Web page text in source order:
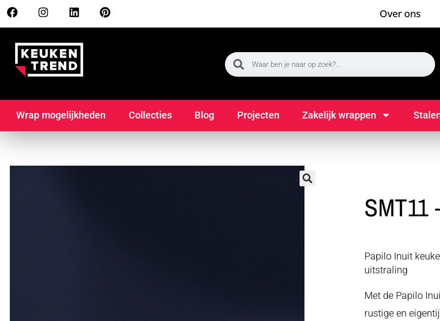
Over ons
Wrap mogelijkheden Collecties Blog Projecten Zakelijk wrappen
SMT11
Papilo Inuit
uitstraling
Met de Papilo
rustige en